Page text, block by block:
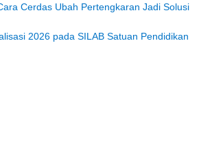
Cerdas Ubah Pertengkaran Jadi Solusi
2026 pada SILAB Satuan Pendidikan